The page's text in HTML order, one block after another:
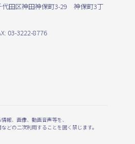
田区神田神保町3-29 神保町3丁
03-3222-8776
報、画像、動画音声等を、
どの二次利用することを固く禁じます。